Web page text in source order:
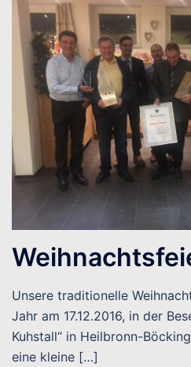
Unsere traditionelle
Jahr am 17.12.2016, in der
Kuhstall“ in Heilbronn-
eine kleine […]